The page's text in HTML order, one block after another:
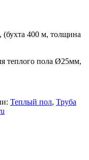
400 м, толщина
теплого пола Ø25мм,
Теплый пол, Труба